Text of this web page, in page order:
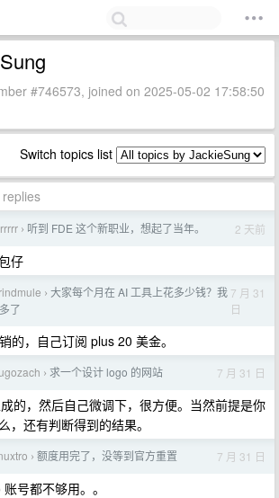
#746573, joined on 2025-05-02 17:58:50
Switch topics list
› 听到 FDE 这个新职业，想起了当年。 2 天前
仔
› 大家每个月在 AI 工具上花多少钱？我
了
7 月 31
日
的，自己订阅 plus 20 美金。
› 求一个设计 logo 的网站 7 月 31 日
的，然后自己微调下，很方便。当然前提是你
，还有判断得到的结果。
› 额度用完了，没等到官方重置 7 月 31 日
号都不够用。。